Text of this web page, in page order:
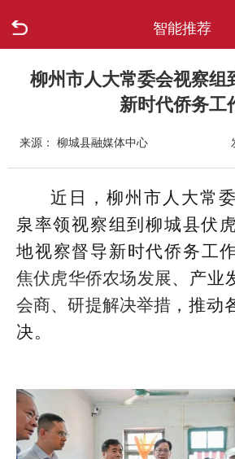
智能推荐
走进柳城
政府信息公开
网上办事
互动回应
数据专题
柳州市人大常委会视察组
新时代侨务工
来源： 柳城县融媒体中心
近日，柳州市人大常
泉率领视察组到柳城县伏
地视察督导新时代侨务工
焦伏虎华侨农场发展、产业
会商、研提解决举措 ，推动
决。